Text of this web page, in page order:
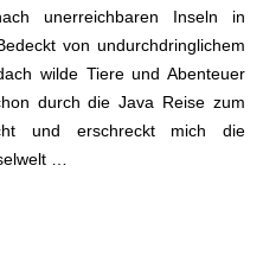
unerreichbaren Inseln in
von undurchdringlichem
wilde Tiere und Abenteuer
durch die Java Reise zum
und erschreckt mich die
…